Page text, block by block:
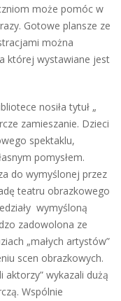
może pomóc w
Gotowe plansze ze
można
której wystawiane jest
nosiła tytuł „
zamieszanie. Dzieci
spektaklu,
pomysłem.
do wymyślonej przez
teatru obrazkowego
wymyśloną
zadowolona ze
„małych artystów”
scen obrazkowych.
aktorzy” wykazali dużą
Wspólnie